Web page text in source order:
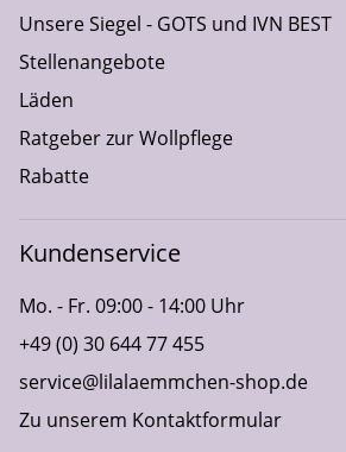
Unsere Siegel - GOTS und IVN BEST
Stellenangebote
Läden
Ratgeber zur Wollpflege
Rabatte
Kundenservice
Mo. - Fr. 09:00 - 14:00 Uhr
+49 (0) 30 644 77 455
service@lilalaemmchen-shop.de
Zu unserem Kontaktformular